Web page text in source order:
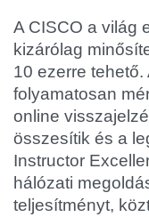
A CISCO a világ
kizárólag
10 ezerre
folyamatosan
online
összesítik és a
Instructor
hálózati
teljesítményt,